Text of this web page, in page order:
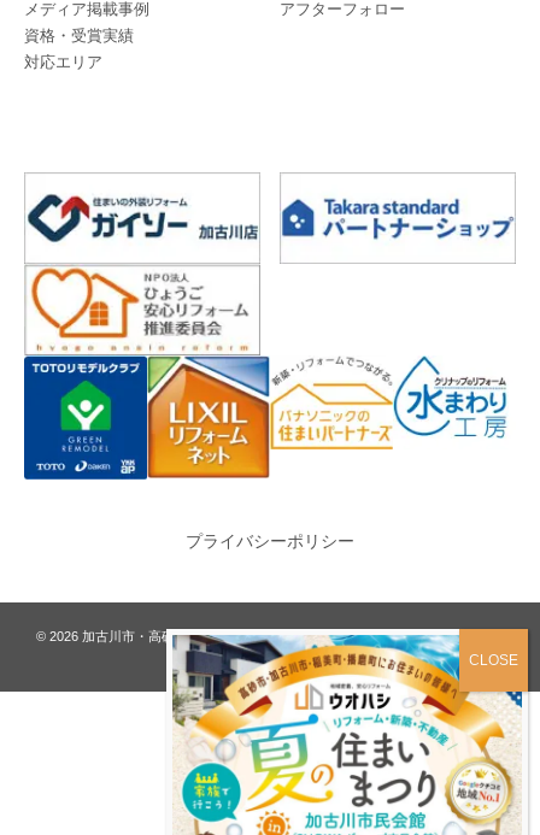
メディア掲載事例
資格・受賞実績
対応エリア
アフターフォロー
プライバシーポリシー
© 2026 加古川市・高砂市 夢リフォーム ウオハシ – 創業128年の老舗. All rights
reserved.